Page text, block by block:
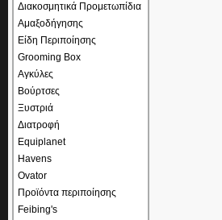
Διακοσμητικά Προμετωπίδια
Αμαξοδήγησης
Είδη Περιποίησης
Grooming Box
Αγκύλες
Βούρτσες
Ξυστριά
Διατροφή
Equiplanet
Havens
Ovator
Προϊόντα περιποίησης
Feibing's